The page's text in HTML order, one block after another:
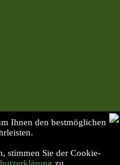
Ihnen den bestmöglichen
stimmen Sie der Cookie-